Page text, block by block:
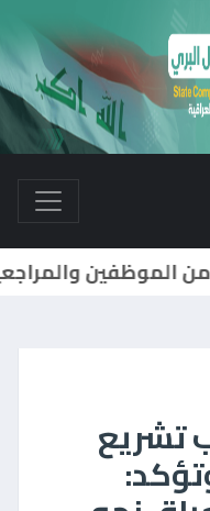
مدير عام النقل البري يترأس إجتماعاً
تشريع